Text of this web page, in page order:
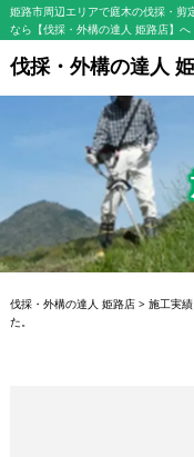
姫路市周辺エリアで庭木の伐採・剪
なら【伐採・外構の達人 姫路店】へ
伐採・外構の達人
伐採・外構の達人 姫路店> 施工実績
た。